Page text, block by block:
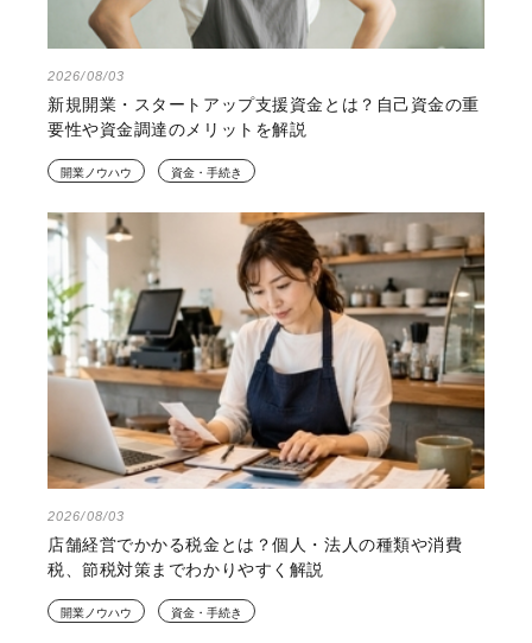
2026/08/03
新規開業・スタートアップ支援資金とは？自己資金の重
要性や資金調達のメリットを解説
開業ノウハウ 資金・手続き
2026/08/03
店舗経営でかかる税金とは？個人・法人の種類や消費
税、節税対策までわかりやすく解説
開業ノウハウ 資金・手続き